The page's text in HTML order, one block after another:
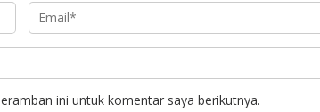
ini untuk komentar saya berikutnya.